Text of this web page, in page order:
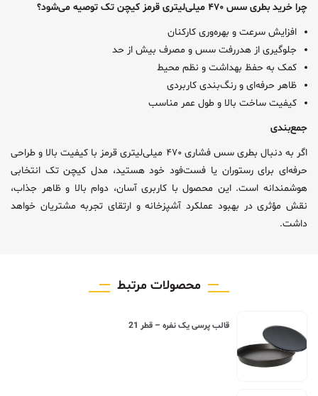
چرا خرید بطری سس ۴۷۰ میلی‌لیتری قرمز کیچن تک توصیه می‌شود؟
افزایش سرعت و بهره‌وری کارکنان
جلوگیری از هدررفت سس و مصرف بیش از حد
کمک به حفظ بهداشت و نظم محیط
ظاهر حرفه‌ای و رنگ‌بندی کاربردی
کیفیت ساخت بالا و طول عمر مناسب
جمع‌بندی
اگر به دنبال بطری سس فشاری ۴۷۰ میلی‌لیتری قرمز با کیفیت بالا و طراحی
حرفه‌ای برای رستوران یا فست‌فود خود هستید، مدل کیچن تک انتخابی
هوشمندانه است. این محصول با کاربری آسان، دوام بالا و ظاهر جذاب،
نقش مؤثری در بهبود عملکرد آشپزخانه و ارتقای تجربه مشتریان خواهد
داشت.
محصولات مرتبط
قالب پرسی یک نفره – قطر 21